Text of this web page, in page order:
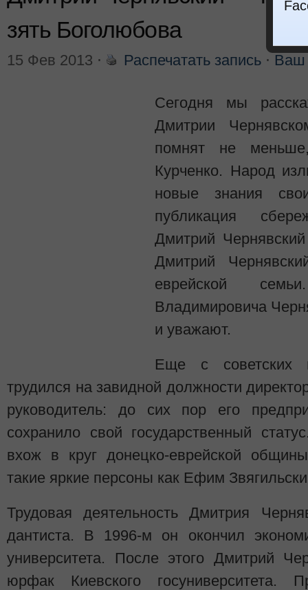
зять Боголюбова
15 Фев 2013 ⋅ Распечатать запись ⋅ Ваш
Сегодня мы
Дмитрии
помнят не
Курченко. Народ
новые знания
публикация
Дмитрий
Дмитрий
еврейской
Владимировича
и уважают.
Еще с советских
трудился на завидной должности
руководитель: до сих пор его
сохранило свой государственный
вхож в круг донецко-еврейской
такие яркие персоны как Ефим
Трудовая деятельность Дмитрия
дантиста. В 1996-м он окончил
университета. После этого Дмитрий
юрфак Киевского госуниверситета.